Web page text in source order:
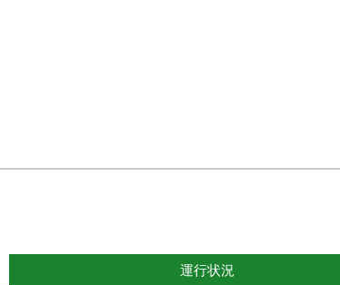
運行状況